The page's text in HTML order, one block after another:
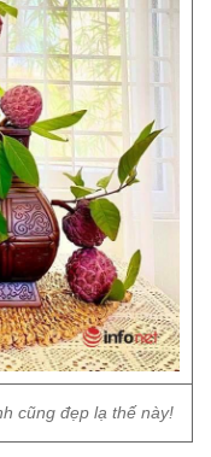
cũng đẹp lạ thế này!